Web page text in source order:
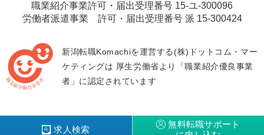
職業紹介事業許可・届出受理番号 15-ユ-300096
労働者派遣事業 許可・届出受理番号 派 15-300424
新潟転職Komachiを運営する(株)ドットコム・マー
ケティングは 厚生労働省より「職業紹介優良事業
者」に認定されています
求人検索
無料転職サポート